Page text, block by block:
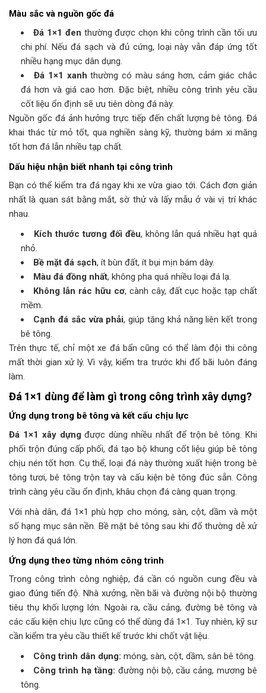
Màu sắc và nguồn gốc đá
Đá 1×1 đen thường được chọn khi công trình cần tối ưu
chi phí. Nếu đá sạch và đủ cứng, loại này vẫn đáp ứng tốt
nhiều hạng mục dân dụng.
Đá 1×1 xanh thường có màu sáng hơn, cảm giác chắc
đá hơn và giá cao hơn. Đặc biệt, nhiều công trình yêu cầu
cốt liệu ổn định sẽ ưu tiên dòng đá này.
Nguồn gốc đá ảnh hưởng trực tiếp đến chất lượng bê tông. Đá
khai thác từ mỏ tốt, qua nghiền sàng kỹ, thường bám xi măng
tốt hơn đá lẫn nhiều tạp chất.
Dấu hiệu nhận biết nhanh tại công trình
Bạn có thể kiểm tra đá ngay khi xe vừa giao tới. Cách đơn giản
nhất là quan sát bằng mắt, sờ thử và lấy mẫu ở vài vị trí khác
nhau.
Kích thước tương đối đều, không lẫn quá nhiều hạt quá
nhỏ.
Bề mặt đá sạch, ít bùn đất, ít bụi mịn bám dày.
Màu đá đồng nhất, không pha quá nhiều loại đá lạ.
Không lẫn rác hữu cơ, cành cây, đất cục hoặc tạp chất
mềm.
Cạnh đá sắc vừa phải, giúp tăng khả năng liên kết trong
bê tông.
Trên thực tế, chỉ một xe đá bẩn cũng có thể làm đội thi công
mất thời gian xử lý. Vì vậy, kiểm tra trước khi đổ bãi luôn đáng
làm.
Đá 1×1 dùng để làm gì trong công trình xây dựng?
Ứng dụng trong bê tông và kết cấu chịu lực
Đá 1×1 xây dựng được dùng nhiều nhất để trộn bê tông. Khi
phối trộn đúng cấp phối, đá tạo bộ khung cốt liệu giúp bê tông
chịu nén tốt hơn. Cụ thể, loại đá này thường xuất hiện trong bê
tông tươi, bê tông trộn tay và cấu kiện bê tông đúc sẵn. Công
trình càng yêu cầu ổn định, khâu chọn đá càng quan trọng.
Với nhà dân, đá 1×1 phù hợp cho móng, sàn, cột, dầm và một
số hạng mục sân nền. Bề mặt bê tông sau khi đổ thường dễ xử
lý hơn đá quá lớn.
Ứng dụng theo từng nhóm công trình
Trong công trình công nghiệp, đá cần có nguồn cung đều và
giao đúng tiến độ. Nhà xưởng, nền bãi và đường nội bộ thường
tiêu thụ khối lượng lớn. Ngoài ra, cầu cảng, đường bê tông và
các cấu kiện chịu lực cũng có thể dùng đá 1×1. Tuy nhiên, kỹ sư
cần kiểm tra yêu cầu thiết kế trước khi chốt vật liệu.
Công trình dân dụng: móng, sàn, cột, dầm, sân bê tông.
Công trình hạ tầng: đường nội bộ, cầu cảng, mương bê
tông.